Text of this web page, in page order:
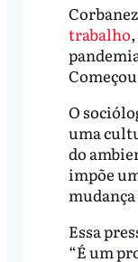
trabalho
O
uma
do
impõe
Essa
“É um